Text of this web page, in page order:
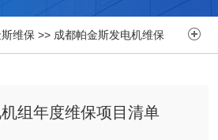
维保 >> 成都帕金斯发电机维保 
组年度维保项目清单